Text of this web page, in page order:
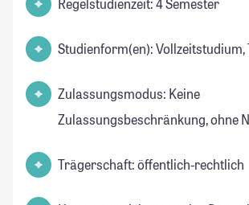
Regelstudienzeit: 4 Semester
Studienform(en): Vollzeitstudium,
Zulassungsmodus: Keine
Zulassungsbeschränkung, ohne
Trägerschaft: öffentlich-rechtlich